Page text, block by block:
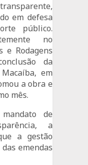
em defesa
público.
no
e Rodagens
da
em
a obra e
mês.
de
a
a gestão
emendas